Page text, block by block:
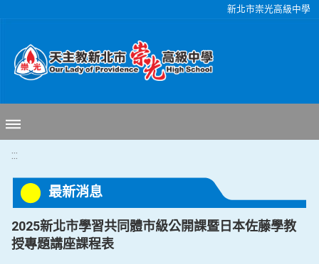
新北市崇光高級中學
:::
最新消息
2025新北市學習共同體市級公開課暨日本佐藤學教
授專題講座課程表